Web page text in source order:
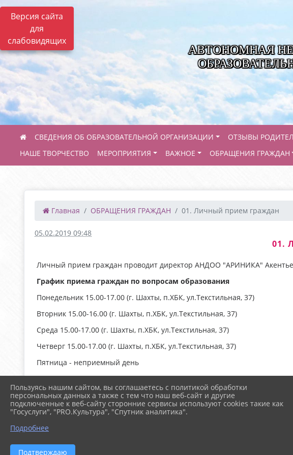
Версия сайта
для
слабовидящих
АВТОНОМНАЯ
СВЕДЕНИЯ ОБ ОБРАЗОВАТЕЛЬНОЙ ОРГАНИЗАЦИИ ОТЗЫВЫ
НАШЕ ТВОРЧЕСТВО
МЕРОПРИЯТИЯ ВАЖНОЕ ОБРАЩЕНИЯ ГРАЖДАН
Главная ОБРАЩЕНИЯ ГРАЖДАН 01. Личный прием граждан
05.02.2019 09:48
01.
Личный прием граждан проводит директор АНДОО "АРИНИКА"
График приема граждан по вопросам образования
Понедельник 15.00-17.00 (г. Шахты, п.ХБК, ул.Текстильная, 37)
Вторник 15.00-16.00 (г. Шахты, п.ХБК, ул.Текстильная, 37)
Среда 15.00-17.00 (г. Шахты, п.ХБК, ул.Текстильная, 37)
Четверг 15.00-17.00 (г. Шахты, п.ХБК, ул.Текстильная, 37)
Пятница - неприемный день
Пользуясь нашим сайтом, вы соглашаетесь с политикой обработки
персональных данных а также с тем что наш веб-сайт и другие
подключенные к веб-сайту сторонние сервисы используют cookies такие как
"Госуслуги", "PRO.Культура", "Спутник аналитика".
Подробнее
Подтверждаю